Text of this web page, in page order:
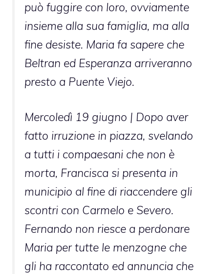
può fuggire con loro, ovviamente
insieme alla sua famiglia, ma alla
fine desiste. Maria fa sapere che
Beltran ed Esperanza arriveranno
presto a Puente Viejo.
Mercoledì 19 giugno | Dopo aver
fatto irruzione in piazza, svelando
a tutti i compaesani che non è
morta, Francisca si presenta in
municipio al fine di riaccendere gli
scontri con Carmelo e Severo.
Fernando non riesce a perdonare
Maria per tutte le menzogne che
gli ha raccontato ed annuncia che